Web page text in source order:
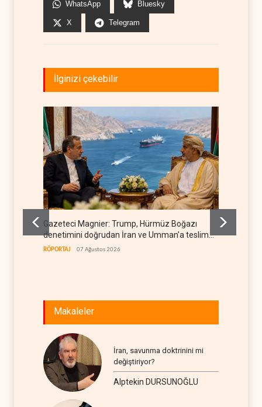
WhatsApp Bluesky
X Telegram
İlginizi çekebilir
Gazeteci Magnier: Trump, Hürmüz Boğazı
denetimini doğrudan İran ve Umman'a teslim
etti
RÖPORTAJ 07 Ağustos 2026
Makaleler
İran, savunma doktrinini mi
değiştiriyor?
Alptekin DURSUNOĞLU